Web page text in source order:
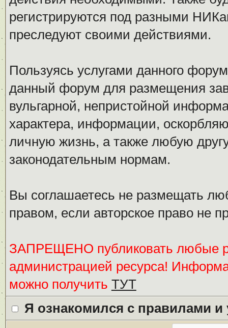
регистрируются под разными
преследуют своими действиями.
Пользуясь услугами данного
данный форум для размещения
вульгарной, непристойной
характера, информации,
личную жизнь, а также любую
законодательным нормам.
Вы соглашаетесь не размещать
правом, если авторское право не
ЗАПРЕЩЕНО публиковать любые
администрацией ресурса!
можно получить ТУТ
Я ознакомился с правилами